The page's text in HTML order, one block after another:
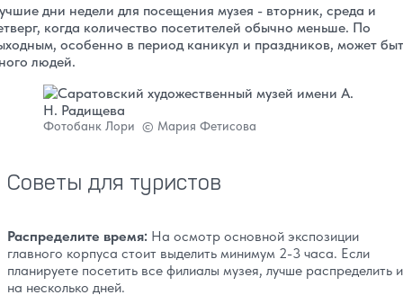
дни недели для посещения музея - вторник, среда и
когда количество посетителей обычно меньше. По
особенно в период каникул и праздников, может
людей.
Фотобанк Лори © Мария Фетисова
Советы для туристов
Распределите время: На осмотр основной экспозиции
главного корпуса стоит выделить минимум 2-3 часа. Если
планируете посетить все филиалы музея, лучше распределить
на несколько дней.